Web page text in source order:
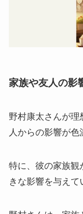
家族や友人の影
野村康太さんが理
人からの影響が色
特に、彼の家族観
きな影響を与えて